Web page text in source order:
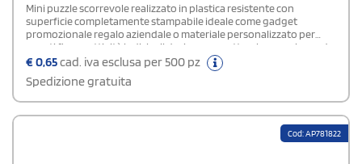
Mini puzzle scorrevole realizzato in plastica resistente con
superficie completamente stampabile ideale come gadget
promozionale regalo aziendale o materiale personalizzato per
eventi fiere e attività ludiche il design compatto e leggero lo rende
facile da trasportare e da utilizzare stimolando creatività e
attenzione il mini puzzle è personalizzabile con loghi scritte o
grafiche originali offrendo un oggetto originale e divertente che
unisce intrattenimento e promozione del brand adatto a clienti
€0,65cad. iva esclusa per 500 pz
Spedizione gratuita
Cod: AP781822